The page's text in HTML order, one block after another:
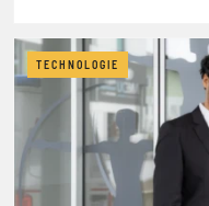
TECHNOLOGIE